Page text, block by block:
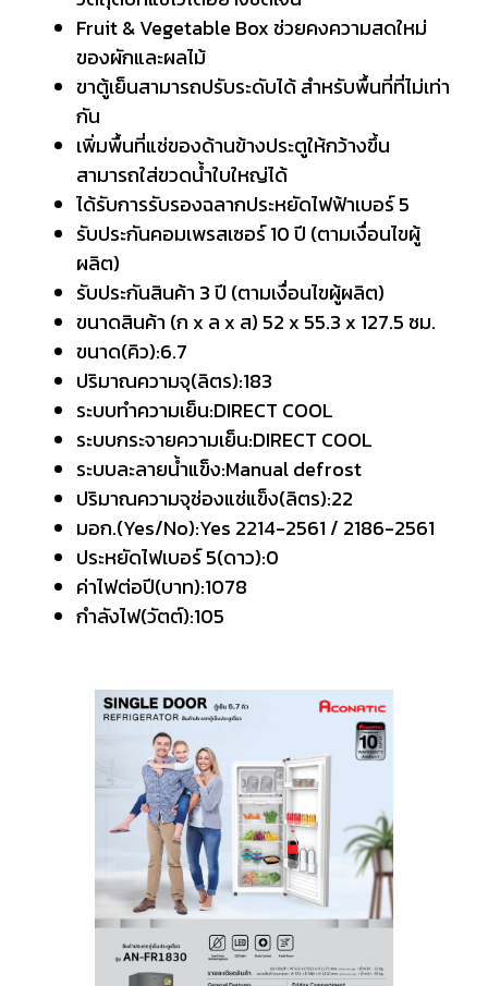
Fruit & Vegetable Box ช่วยคงความสดใหม่
ของผักและผลไม้
ขาตู้เย็นสามารถปรับระดับได้ สำหรับพื้นที่ที่ไม่เท่า
กัน
เพิ่มพื้นที่แช่ของด้านข้างประตูให้กว้างขึ้น
สามารถใส่ขวดน้ำใบใหญ่ได้
ได้รับการรับรองฉลากประหยัดไฟฟ้าเบอร์ 5
รับประกันคอมเพรสเซอร์ 10 ปี (ตามเงื่อนไขผู้
ผลิต)
รับประกันสินค้า 3 ปี (ตามเงื่อนไขผู้ผลิต)
ขนาดสินค้า (ก x ล x ส) 52 x 55.3 x 127.5 ซม.
ขนาด(คิว):6.7
ปริมาณความจุ(ลิตร):183
ระบบทำความเย็น:DIRECT COOL
ระบบกระจายความเย็น:DIRECT COOL
ระบบละลายน้ำแข็ง:Manual defrost
ปริมาณความจุช่องแช่แข็ง(ลิตร):22
มอก.(Yes/No):Yes 2214-2561 / 2186-2561
ประหยัดไฟเบอร์ 5(ดาว):0
ค่าไฟต่อปี(บาท):1078
กำลังไฟ(วัตต์):105